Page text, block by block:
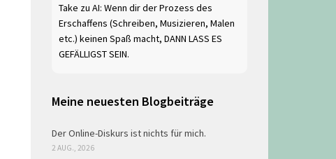
Take zu AI: Wenn dir der Prozess des
Erschaffens (Schreiben, Musizieren, Malen
etc.) keinen Spaß macht, DANN LASS ES
GEFÄLLIGST SEIN.
Meine neuesten Blogbeiträge
Der Online-Diskurs ist nichts für mich.
2 AUG., 2026